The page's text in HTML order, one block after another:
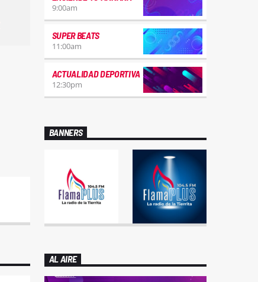
9:00am
SUPER BEATS
11:00am
ACTUALIDAD DEPORTIVA
12:30pm
BANNERS
AL AIRE